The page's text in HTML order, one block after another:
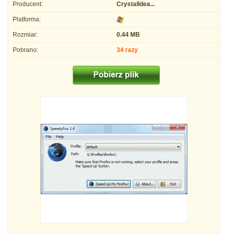
Producent: CrystalIdea...
Platforma:
Rozmiar: 0.44 MB
Pobrano: 34 razy